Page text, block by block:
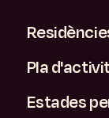
Pla
Estades